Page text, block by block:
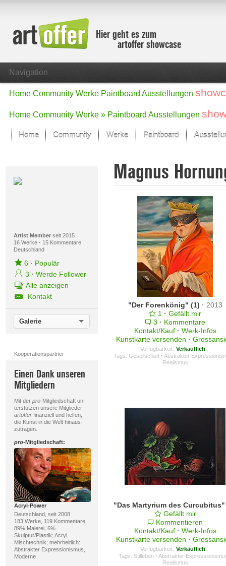
Hier geht es zum
artoffer showcase
Navigation
Home Community Werke Paintboard Ausstellungen
Home Community Werke » Paintboard Ausstellungen
Home Community Werke
Der letzte Monat im Fokus
Alle Fokus-Werke
Standard-Ansicht
Fokus-Werke
Neue Werke – Auswahl
Alle neuen Werke
Paintboard
Artist Memberseit 2015
16 Werke · 15 Kommentare
Deutschland
6· Populär
3 · Werde Follower
Alle anzeigen
Kontakt
Galerie
Kooperationspartner
Einen Dank unseren
Mitgliedern
Mit der pro-Mitgliedschaft un-
terstützen unsere Mitglieder
artofferfinanziell und helfen,
die Kunst in die Welt hinaus-
zutragen.
pro-Mitgliedschaft:
Acryl-Power
Deutschland, seit 2008
183 Werke, 119 Kommentare
89% Malerei, 6%
Skulptur/Plastik; Acryl,
Mischtechnik; mehrheitlich:
Abstrakter Expressionismus,
Moderne
Magnus
"Der Forenkönig" (1) · 2013
1 · Gefällt mir
3 · Kommentare
Kontakt/Kauf · Werk-Infos
Kunstkarte versenden ·
Verfügbarkeit: Verkäuflich
Tags: Gesellschaft · Abstrakter
Realismus
Gefällt mir
Kommentieren
Kontakt/Kauf · Werk-Infos
Kunstkarte versenden ·
Verfügbarkeit: Verkäuflich
Tags: Stilleben · Abstrakter
Realismus